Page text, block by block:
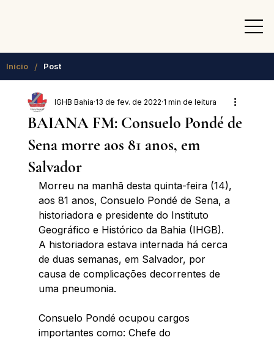
Início / Post
BAIANA FM: Consuelo Pondé de
Sena morre aos 81 anos, em
Salvador
IGHB Bahia 13 de fev. de 2022 1 min de leitura
Morreu na manhã desta quinta-feira (14),
aos 81 anos, Consuelo Pondé de Sena, a
historiadora e presidente do Instituto
Geográfico e Histórico da Bahia (IHGB).
A historiadora estava internada há cerca
de duas semanas, em Salvador, por
causa de complicações decorrentes de
uma pneumonia.
Consuelo Pondé ocupou cargos
importantes como: Chefe do